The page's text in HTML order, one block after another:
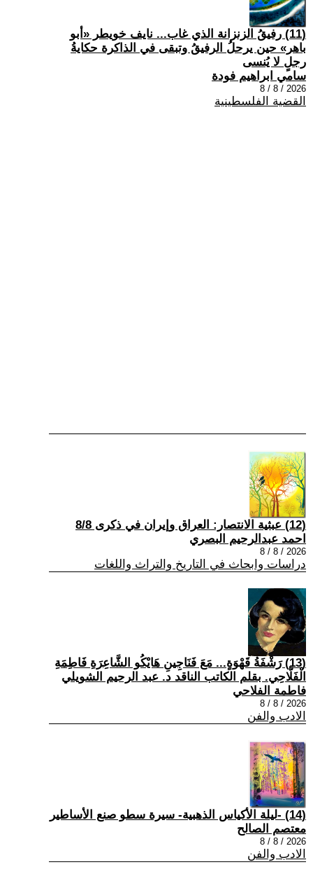
(11) رفيقُ الزنزانة الذي غاب... نايف خويطر «أبو
باهر» حين يرحلُ الرفيقُ وتبقى في الذاكرة حكايةُ
رجلٍ لا يُنسى
سامي ابراهيم فودة
2026 / 8 / 8
القضية الفلسطينية
(12) عبثية الانتصار: العراق وإيران في ذكرى 8/8
احمد عبدالرحيم البصري
2026 / 8 / 8
دراسات وابحاث في التاريخ والتراث واللغات
(13) رَشْفَةُ قَهْوَةٍ... مَعَ فَنَاجِينِ هَايْكُو الشَّاعِرَةِ فَاطِمَةِ
الْفَلَّاحِي. بقلم الكاتب الناقد د. عبد الرحيم الشويلي
فاطمة الفلاحي
2026 / 8 / 8
الادب والفن
(14) -ليلة الأكياس الذهبية- سيرة سطو صنع الأساطير
معتصم الصالح
2026 / 8 / 8
الادب والفن